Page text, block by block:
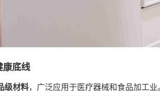
康底线
级材料，广泛应用于医疗器械和食品加工